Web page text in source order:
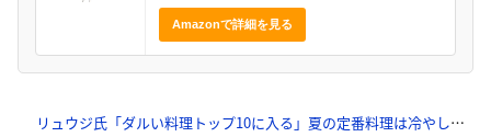
Amazonで詳細を見る